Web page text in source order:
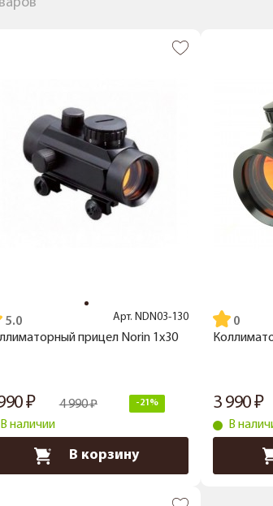
5.0 Арт. NDN03-130
прицел Norin 1x30
4 990 -21%
В наличии
В корзину
3 990
В